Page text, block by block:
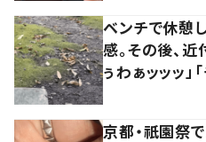
ベンチで休憩
感。その後、
ぅわぁッッッ」
京都・祇園祭